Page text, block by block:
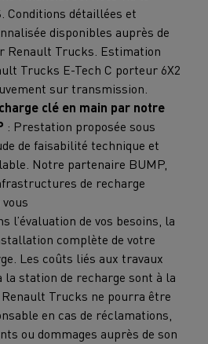
Conditions détaillées et
disponibles auprès de
Renault Trucks. Estimation
Trucks E-Tech C porteur 6X2
sur transmission.
clé en main par notre
: Prestation proposée sous
de faisabilité technique et
Notre partenaire BUMP,
de recharge
l’évaluation de vos besoins, la
complète de votre
Les coûts liés aux travaux
la station de recharge sont à la
Trucks ne pourra être
en cas de réclamations,
ou dommages auprès de son